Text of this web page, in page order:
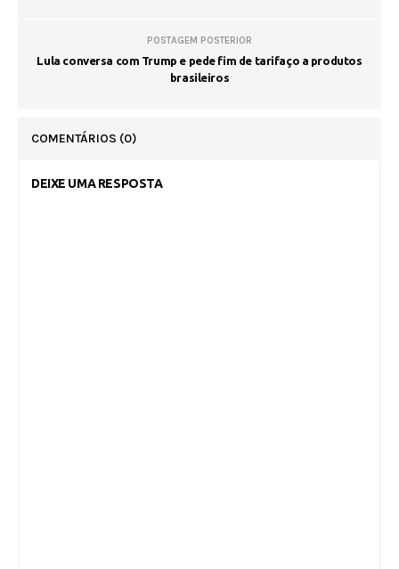
POSTAGEM POSTERIOR
Lula conversa com Trump e pede fim de tarifaço a produtos
brasileiros
COMENTÁRIOS (0)
DEIXE UMA RESPOSTA